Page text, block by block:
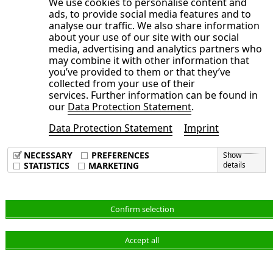
ads, to provide social media features and to
analyse our traffic. We also share information
about your use of our site with our social
media, advertising and analytics partners who
may combine it with other information that
you’ve provided to them or that they’ve
collected from your use of their
services. Further information can be found in
our Data Protection Statement.
Data Protection Statement
Imprint
NECESSARY
PREFERENCES
STATISTICS
MARKETING
Show
details
Confirm selection
Accept all
Die Ausgaben für Reparatur- und
Renovierungsarbeiten, die ein weiterer
wesentlicher Treiber für den Absatz von NDS-
Produkten sind, stiegen im Geschäftsjahr 2023 laut
den Branchenexperten des Harvard Center of Joint
Housing Studies (Remodeling LIRA Index) um 2,2
%. Die jährliche Wachstumsrate im Bereich des
Umbaus verringerte sich im Laufe des Jahres, da
die Projektrückstände abnahmen und die HELOC-
Zinsen (HELOC = Home Equity Line of Credit)
im gewerblichen Sektor, der Büro-, Einzelhandels-
und Beherbergungsgebäude umfasst, um 12 %.
Diese positive Entwicklung wurde vor allem von
den stetigen Infrastrukturinvestitionen gestützt.